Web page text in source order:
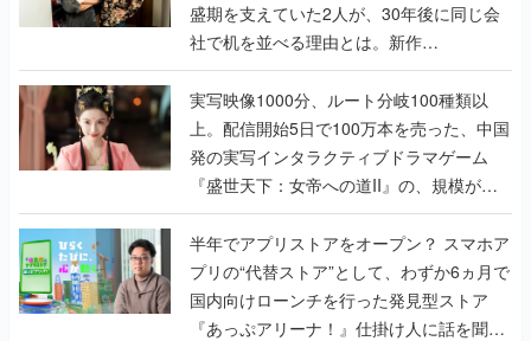
盛期を支えていた2人が、30年後に同じ会
社で机を並べる理由とは。新作
『TATSUJIN EXTREME』で初タッグを組
んだレジェンド2人に訊く開発秘話
実写映像1000分、ルート分岐100種類以
上。配信開始5日で100万本を売った、中国
発の実写インタラクティブドラマゲーム
『盛世天下：女帝への道II』の、規模が違
うこだわりをプロデューサーに聞いた
半年でアプリストアをオープン？ スマホア
プリの“代替ストア”として、わずか6ヵ月で
国内向けローンチを行った発見型ストア
『あっぷアリーナ！』仕掛け人に話を聞い